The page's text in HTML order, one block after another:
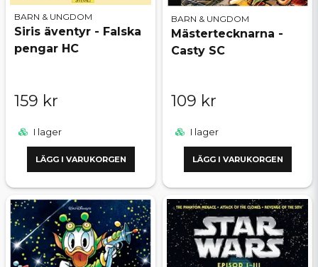
BARN & UNGDOM
Siris äventyr - Falska
pengar HC
159 kr
I lager
LÄGG I VARUKORGEN
BARN & UNGDOM
Mästertecknarna -
Casty SC
109 kr
I lager
LÄGG I VARUKORGEN